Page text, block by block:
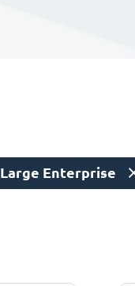
Large Enterprise